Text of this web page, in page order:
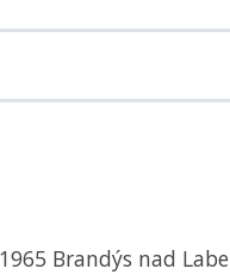
Brandýs nad